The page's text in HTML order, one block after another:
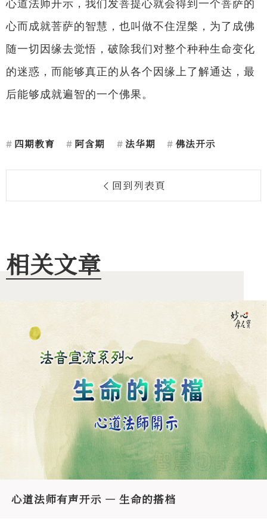
心道法师开示，我们发菩提心就会得到一个菩萨的
心而成就菩萨的智慧，也叫做不住涅槃，为了成佛
随一切因缘去觉悟，破除我们对整个种种生命变化
的迷惑，而能够真正的从各个因缘上了解通达，最
后能够成就遍智的一个佛果。
四期教育 阿含期 法华期 佛法开示
回到列表頁
相关文章
心道法师有声开示 — 生命的搭档